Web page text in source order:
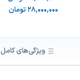
28,000,000تومان
ویژگی‌های کامل